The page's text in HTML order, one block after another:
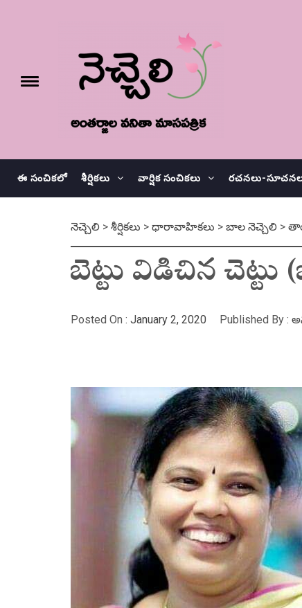
Toggle
ఈ సంచికలో శీర్షికలు వార్షిక సంచికలు రచనలు-
నెచ్చెలి > శీర్షికలు > ధారావాహికలు > బాల నెచ్చెలి >
బెట్టు విడిచిన
Posted On : January 2, 2020 Published By :